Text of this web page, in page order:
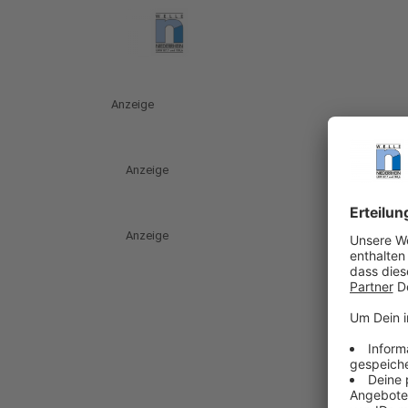
Anzeige
Anzeige
Anzeige